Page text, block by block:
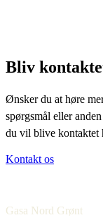
Bliv
Ønsker du at høre
spørgsmål eller
du vil blive kontaktet
Kontakt os
Gasa Nord Grønt